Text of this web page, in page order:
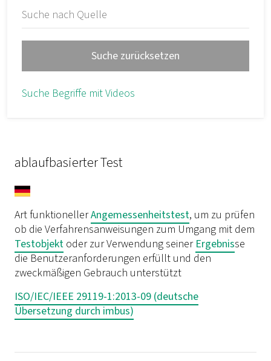
Suche zurücksetzen
Suche Begriffe mit Videos
ablaufbasierter Test
Art funktionellerAngemessenheitstest, um zu prüfen
ob die Verfahrensanweisungen zum Umgang mit dem
Testobjekt oder zur Verwendung seiner Ergebnisse
die Benutzeranforderungen erfüllt und den
zweckmäßigen Gebrauch unterstützt
ISO/IEC/IEEE 29119-1:2013-09 (deutsche
Übersetzung durch imbus)